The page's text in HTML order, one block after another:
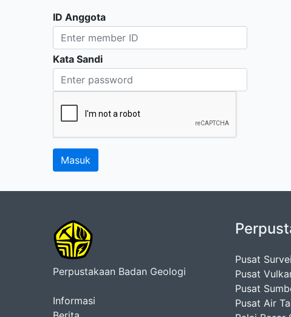
ID Anggota
Kata Sandi
Perpustakaan Badan Geologi
Informasi
Pusat
Pusat
Pusat
Pusat Air